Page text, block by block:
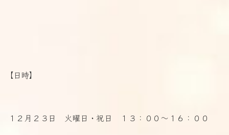
【日時】
１２月２３日 火曜日・祝日 １３：００～１６：００